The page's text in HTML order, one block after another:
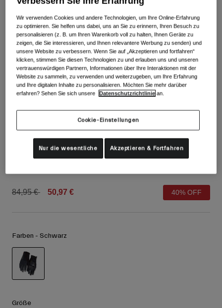
Schuhe
Rennrad Schuhe
Mountainbike Schuhe
Gravel Schuhe
Alle anzeigen
Bekleidung
Goggles
Handschuhe
Ersatzteile
Schutzbrillen
Ski
Snowboard
Mit austauschbaren Gläsern
Damen
Alle anzeigen
Alle anzeigen
Verwendungszweck
Pivot 2.0 Handschuhe
Price reduced from
84,95 €to 50,97 € 40% OFF
Farben - Schwarz
Größe
Wir verwenden Cookies und andere Technologien, um Ihre Online-Erfahrung
zu optimieren. Sie helfen uns dabei, uns an Sie zu erinnern, Ihren Besuch zu
personalisieren (z. B. um Ihren Warenkorb voll zu halten, Ihnen Geräte zu
zeigen, die Sie interessieren, und Ihnen relevantere Werbung zu senden) und
unsere Website zu verbessern. Wenn Sie auf „Akzeptieren und fortfahren“
klicken, stimmen Sie diesen Technologien zu und erlauben uns und unseren
vertrauenswürdigen Partnern, Informationen über Ihre Interaktionen mit der
Website zu sammeln, zu verwenden und weiterzugeben, um Ihre Erfahrung
und Ihre digitalen Inhalte zu personalisieren. Möchten Sie mehr darüber
erfahren? Sehen Sie sich unsere
Datenschutzrichtlinie an.
Cookie-Einstellungen
Nur die wesentliche Akzeptieren & Fortfahren